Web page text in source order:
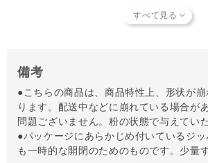
生後6ヶ月～12ヶ月の場合：成猫の約1.5倍
※推奨給与量は、目安に過ぎません。個体
猫の体重の増減や活動量を考慮して、必要
してください。
※妊娠期・授乳期の猫には、成猫の約2倍
備考
●こちらの商品は、商品特性上、形状が
ります。配送中などに崩れている場合が
問題ございません。粉の状態で与えてい
●パッケージにあらかじめ付いているジ
も一時的な開閉のためのものです。少量